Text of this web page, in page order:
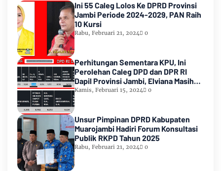
Ini 55 Caleg Lolos Ke DPRD Provinsi
Jambi Periode 2024-2029, PAN Raih
10 Kursi
Rabu, Februari 21, 2024 0
Perhitungan Sementara KPU, Ini
Perolehan Caleg DPD dan DPR RI
Dapil Provinsi Jambi, Elviana Masih
Urutan Kedua Teratas
Kamis, Februari 15, 2024 0
Unsur Pimpinan DPRD Kabupaten
Muarojambi Hadiri Forum Konsultasi
Publik RKPD Tahun 2025
Rabu, Februari 21, 2024 0